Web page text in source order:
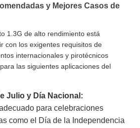
y Mejores Casos de
1.3G de alto rendimiento está
con los exigentes requisitos de
internacionales y pirotécnicos
las siguientes aplicaciones del
Julio y Día Nacional:
para celebraciones
como el Día de la Independencia